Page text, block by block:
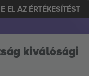
EL AZ ÉRTÉKESÍTÉST
kiválósági